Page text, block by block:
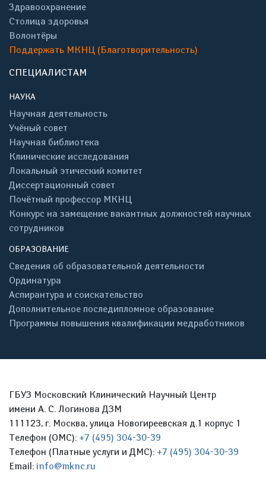
Здравоохранение
Столица здоровья
Волонтёры
Поддержать МКНЦ (Благотворительность)
СПЕЦИАЛИСТАМ
НАУКА
Научная деятельность
Учёный совет
Научная библиотека
Клинические исследования
Локальный этический комитет
Диссертационный совет
Почётный профессор МКНЦ
Конкурс на замещение вакантных должностей научных
сотрудников
ОБРАЗОВАНИЕ
Сведения об образовательной деятельности
Ординатура
Аспирантура и соискательство
Дополнительное последипломное образование
Программы повышения квалификации медработников
ГБУЗ Московский Клинический Научный Центр
имени А. С. Логинова ДЗМ
111123, г. Москва, улица Новогиреевская д.1 корпус 1
Телефон (ОМС): +7 (495) 304-30-39
Телефон (Платные услуги и ДМС): +7 (495) 304-30-39
Email: info@mknc.ru